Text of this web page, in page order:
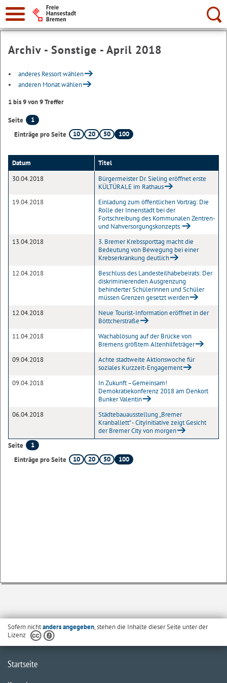
Suche:
Archiv - Sonstige - April 2018
anderes Ressort wählen
anderen Monat wählen
1 bis 9 von 9 Treffer
Seite
1
Einträge pro Seite
10 20 50 100
Datum
Titel
30.04.2018
Bürgermeister Dr. Sieling eröffnet erste
KÜLTÜRALE im Rathaus
19.04.2018
Einladung zum öffentlichen Vortrag: Die
Rolle der Innenstadt bei der
Fortschreibung des Kommunalen Zentren-
und Nahversorgungskonzepts
13.04.2018
3. Bremer Krebssporttag macht die
Bedeutung von Bewegung bei einer
Krebserkrankung deutlich
12.04.2018
Beschluss des Landesteilhabebeirats: Der
diskriminierenden Ausgrenzung
behinderter Schülerinnen und Schüler
müssen Grenzen gesetzt werden
12.04.2018
Neue Tourist-Information eröffnet in der
Böttcherstraße
11.04.2018
Wachablösung auf der Brücke von
Bremens größtem Altenhilfeträger
09.04.2018
Achte stadtweite Aktionswoche für
soziales Kurzzeit-Engagement
09.04.2018
In Zukunft –Gemeinsam!
Demokratiekonferenz 2018 am Denkort
Bunker Valentin
06.04.2018
Städtebauausstellung „Bremer
Kranballett“ - CityInitiative zeigt Gesicht
der Bremer City von morgen
Seite
1
Einträge pro Seite
10 20 50 100
Sofern nichtanders angegeben, stehen die Inhalte dieser Seite unter der
Lizenz
Startseite